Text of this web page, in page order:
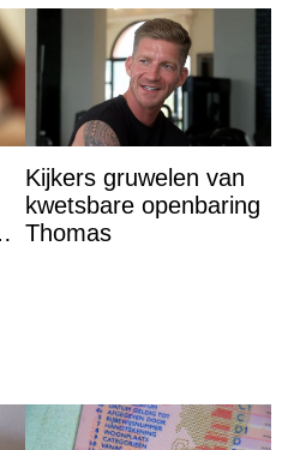
Kijkers gruwelen van
kwetsbare openbaring
Thomas